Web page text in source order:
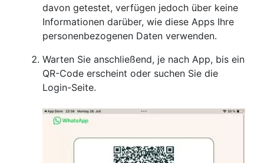
davon getestet, verfügen jedoch über keine
Informationen darüber, wie diese Apps Ihre
personenbezogenen Daten verwenden.
Warten Sie anschließend, je nach App, bis ein
QR-Code erscheint oder suchen Sie die
Login-Seite.